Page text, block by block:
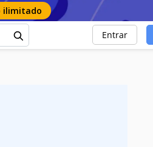
ilimitado
Entrar